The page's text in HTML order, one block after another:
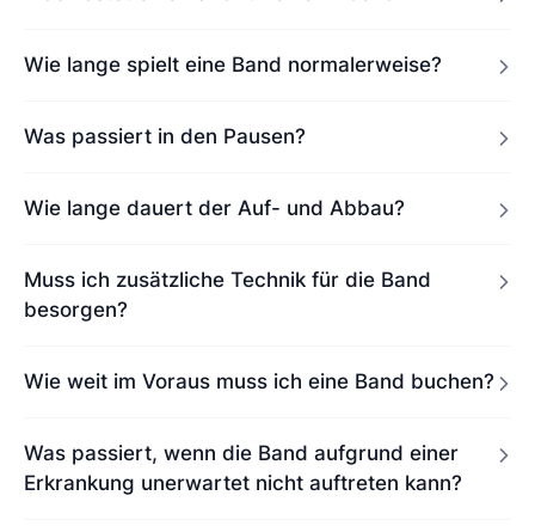
Wie lange spielt eine Band normalerweise?
Was passiert in den Pausen?
Wie lange dauert der Auf- und Abbau?
Muss ich zusätzliche Technik für die Band
besorgen?
Wie weit im Voraus muss ich eine Band buchen?
Was passiert, wenn die Band aufgrund einer
Erkrankung unerwartet nicht auftreten kann?